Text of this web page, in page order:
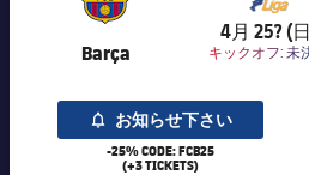
Barça
4月 25? (
キックオフ: 未
お知らせ下さい
-25% CODE: FCB25
(+3 TICKETS)